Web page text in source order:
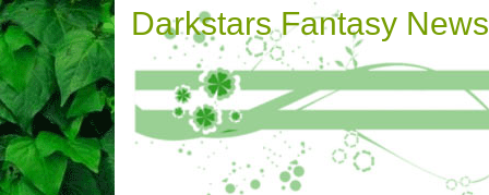
Darkstars Fantasy News